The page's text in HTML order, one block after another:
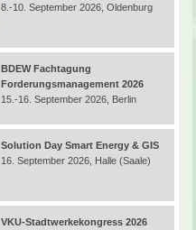
8.-10. September 2026, Oldenburg
BDEW Fachtagung
Forderungsmanagement 2026
15.-16. September 2026, Berlin
Solution Day Smart Energy & GIS
16. September 2026, Halle (Saale)
VKU-Stadtwerkekongress 2026